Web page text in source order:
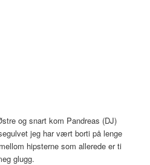
og snart kom Pandreas (DJ)
jeg har vært borti på lenge
hipsterne som allerede er ti
glugg.